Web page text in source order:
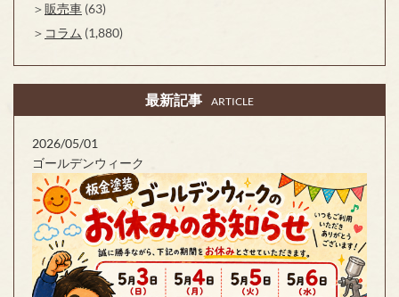
販売車 (63)
コラム (1,880)
最新記事 ARTICLE
2026/05/01
ゴールデンウィーク